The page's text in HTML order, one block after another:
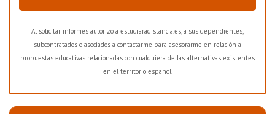
Al solicitar informes autorizo a estudiaradistancia.es, a sus dependientes,
subcontratados o asociados a contactarme para asesorarme en relación a
propuestas educativas relacionadas con cualquiera de las alternativas existentes
en el territorio español.